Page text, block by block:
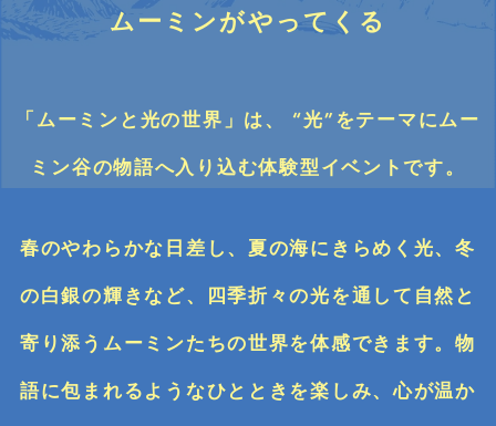
ムーミンがやってくる
「ムーミンと光の世界」は、 “光”をテーマにムー
ミン谷の物語へ入り込む体験型イベントです。
春のやわらかな日差し、夏の海にきらめく光、冬
の白銀の輝きなど、四季折々の光を通して自然と
寄り添うムーミンたちの世界を体感できます。物
語に包まれるようなひとときを楽しみ、心が温か